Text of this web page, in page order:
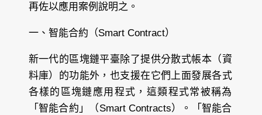
再佐以應用案例說明之。
一、智能合約（Smart Contract）
新一代的區塊鏈平臺除了提供分散式帳本（資
料庫）的功能外，也支援在它們上面發展各式
各樣的區塊鏈應用程式，這類程式常被稱為
「智能合約」（Smart Contracts）。「智能合